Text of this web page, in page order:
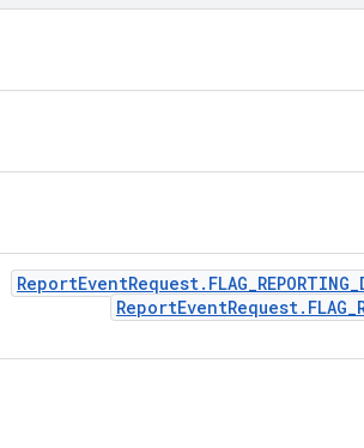
ReportEventRequest. FLAG_REPORTING_
ReportEventRequest. FLAG_